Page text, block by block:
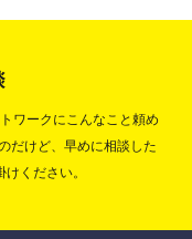
ワークにこんなこと頼め
だけど、早めに相談した
ください。